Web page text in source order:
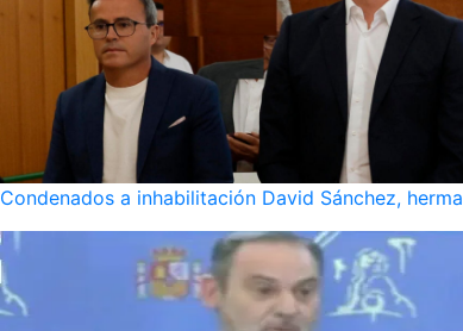
Condenados a inhabilitación David Sánchez,